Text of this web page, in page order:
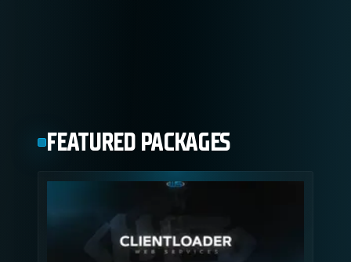
FEATURED PACKAGES